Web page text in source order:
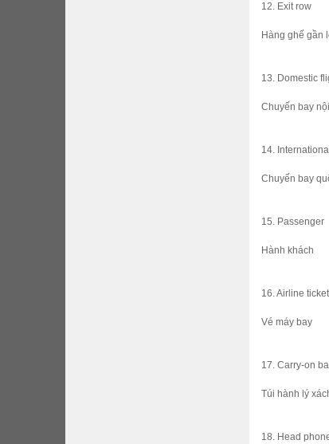
12. Exit row
Hàng ghế gần
13. Domestic
Chuyến bay
14.
Chuyến bay
15. Passenger
Hành khách
16. Airline ticket
Vé máy bay
17. Carry-on
Túi hành lý
18. Head